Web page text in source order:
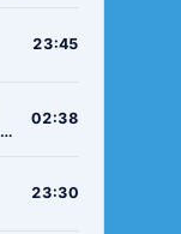
23:45
02:38
23:30